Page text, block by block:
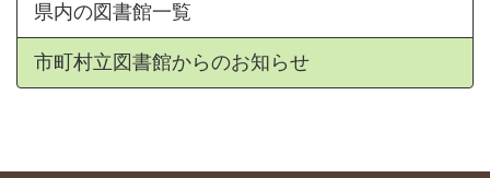
県内の図書館一覧
市町村立図書館からのお知らせ